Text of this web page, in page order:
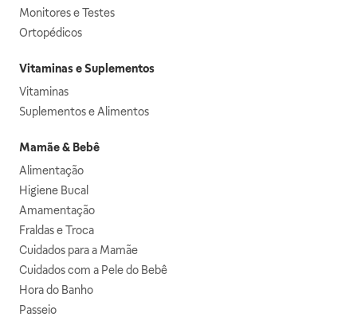
Monitores e Testes
Ortopédicos
Vitaminas e Suplementos
Vitaminas
Suplementos e Alimentos
Mamãe & Bebê
Alimentação
Higiene Bucal
Amamentação
Fraldas e Troca
Cuidados para a Mamãe
Cuidados com a Pele do Bebê
Hora do Banho
Passeio